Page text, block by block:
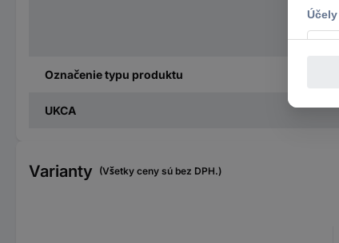
Označenie typu produktu
UKCA
Varianty (Všetky ceny sú bez DPH.)